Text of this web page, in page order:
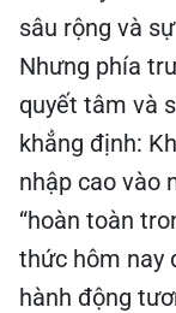
sâu rộng và
Nhưng phía
quyết tâm và
khẳng định:
nhập cao vào
“hoàn toàn
thức hôm nay
hành động